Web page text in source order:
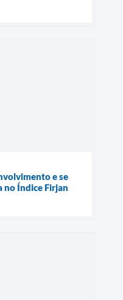
e se
no Índice Firjan